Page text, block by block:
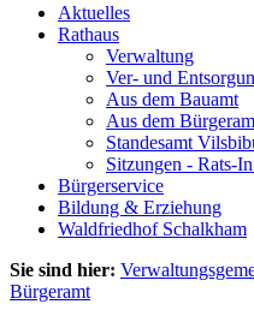
Aktuelles
Rathaus
Verwaltung
Ver- und
Aus dem Bauamt
Aus dem
Standesamt
Sitzungen - Rats-
Bürgerservice
Bildung & Erziehung
Waldfriedhof Schalkham
Sie sind hier:
Bürgeramt